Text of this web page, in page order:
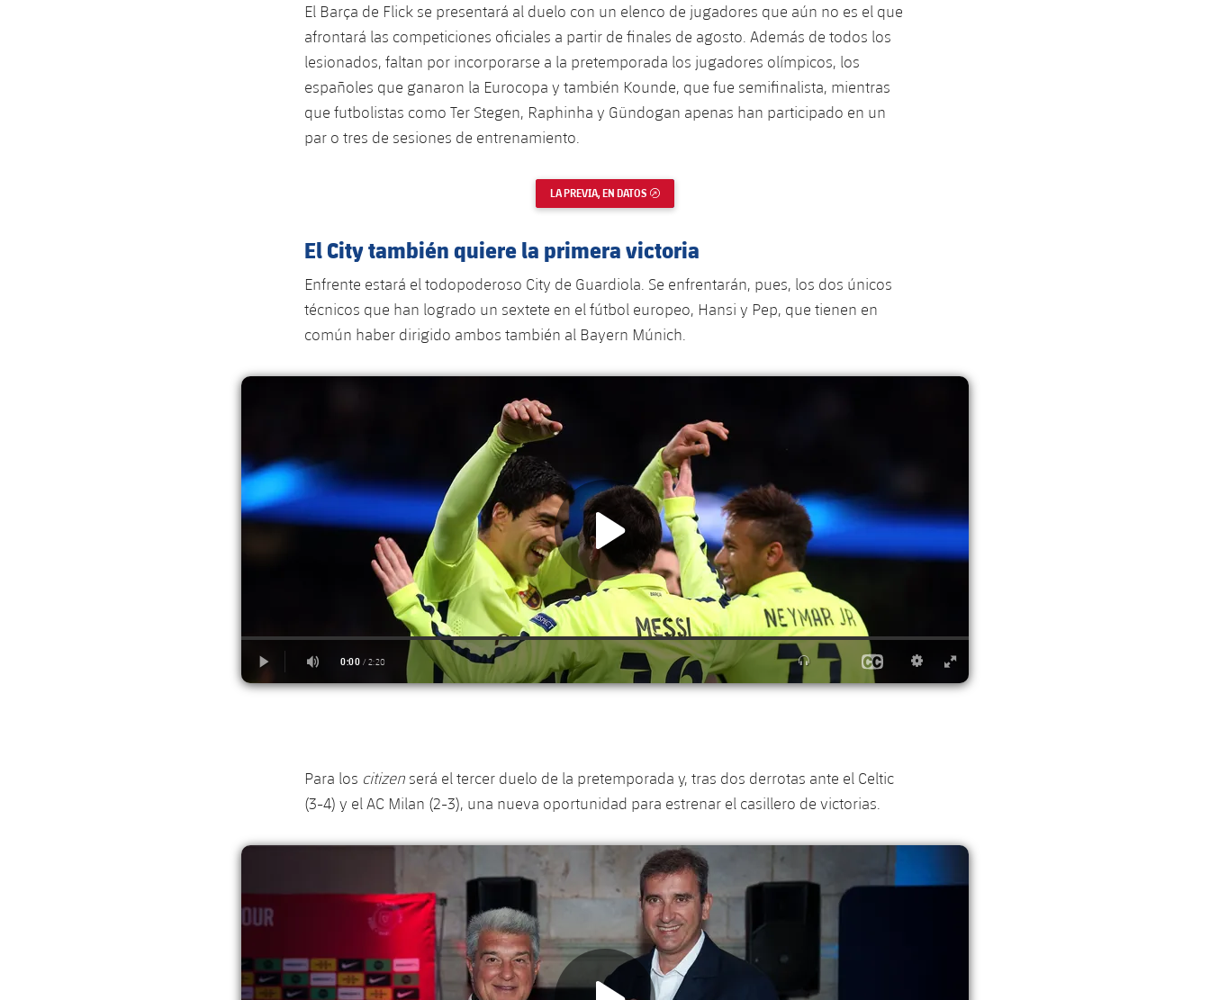
El Barça de Flick se presentará al duelo con un elenco de jugadores que aún no es el que
afrontará las competiciones oficiales a partir de finales de agosto. Además de todos los
lesionados, faltan por incorporarse a la pretemporada los jugadores olímpicos, los
españoles que ganaron la Eurocopa y también Kounde, que fue semifinalista, mientras
que futbolistas como Ter Stegen, Raphinha y Gündogan apenas han participado en un
par o tres de sesiones de entrenamiento.
LA PREVIA, EN DATOS
El City también quiere la primera victoria
Enfrente estará el todopoderoso City de Guardiola. Se enfrentarán, pues, los dos únicos
técnicos que han logrado un sextete en el fútbol europeo, Hansi y Pep, que tienen en
común haber dirigido ambos también al Bayern Múnich.
Para los citizen será el tercer duelo de la pretemporada y, tras dos derrotas ante el Celtic
(3-4) y el AC Milan (2-3), una nueva oportunidad para estrenar el casillero de victorias.